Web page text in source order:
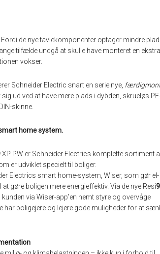
Fordi de nye tavlekomponenter optager mindre
tilfælde undgå at skulle have monteret en
vokser.
Schneider Electric snart en serie nye,
ud ved at have mere plads i dybden, skrueløs
skinne.
home system.
XP PW er Schneider Electrics komplette sortiment
er udviklet specielt til boliger.
Electrics smart home-system, Wiser, som gør el-
gøre boligen mere energieffektiv. Via de nye Resi9
via Wiser-app’en nemt styre og overvåge
har boligejere og lejere gode muligheder for at